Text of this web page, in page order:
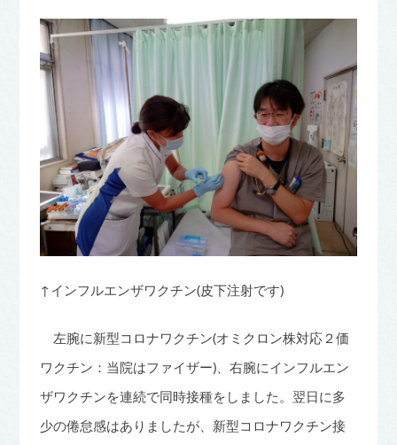
↑インフルエンザワクチン(皮下注射です)
左腕に新型コロナワクチン(オミクロン株対応２価
ワクチン：当院はファイザー)、右腕にインフルエン
ザワクチンを連続で同時接種をしました。翌日に多
少の倦怠感はありましたが、新型コロナワクチン接